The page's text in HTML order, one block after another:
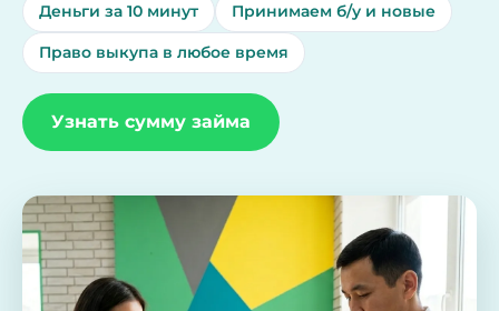
Деньги за 10 минут Принимаем б/у и новые
Право выкупа в любое время
Узнать сумму займа